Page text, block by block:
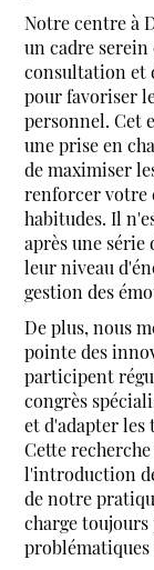
Notre centre à
un cadre serein
consultation et
pour favoriser
personnel. Cet
une prise en
de maximiser
renforcer votre
habitudes. Il
après une série
leur niveau
gestion des
De plus, nous
pointe des
participent
congrès
et d'adapter les
Cette
l'introduction
de notre
charge toujours
problématiques